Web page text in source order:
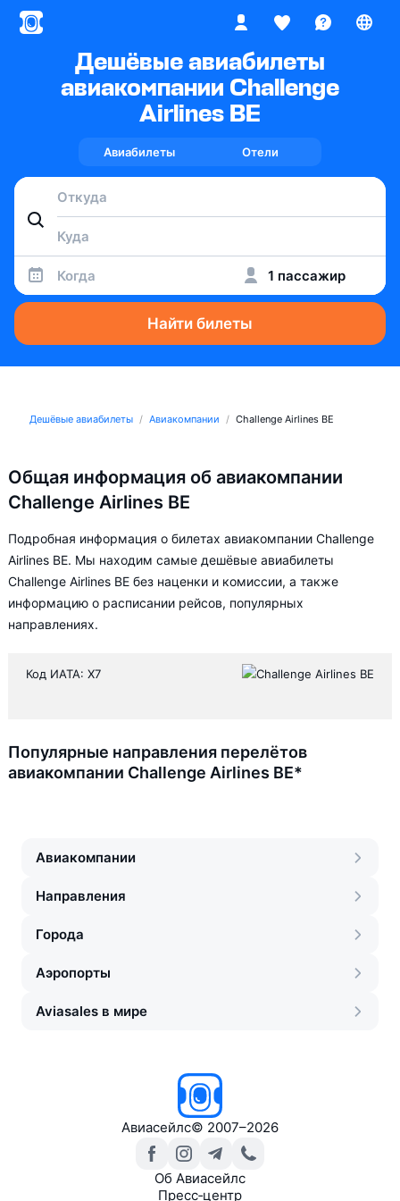
Дешёвые авиабилеты
авиакомпании Challenge
Airlines BE
Авиабилеты Отели
Когда 1 пассажир
Найти билеты
Дешёвые авиабилеты Авиакомпании Challenge Airlines BE
Общая информация об авиакомпании
Challenge Airlines BE
Подробная информация о билетах авиакомпании Challenge
Airlines BE. Мы находим самые дешёвые авиабилеты
Challenge Airlines BE без наценки и комиссии, а также
информацию о расписании рейсов, популярных
направлениях.
Код ИАТА: X7
Популярные направления перелётов
авиакомпании Challenge Airlines BE*
Авиакомпании
Направления
Города
Аэропорты
Aviasales в мире
Авиасейлс© 2007–2026
Об Авиасейлс
Пресс‑центр